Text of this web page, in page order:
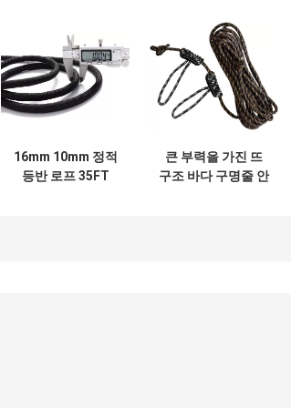
16mm 10mm 정적
등반 로프 35FT
큰 부력을 가진 뜨
구조 바다 구명줄 안